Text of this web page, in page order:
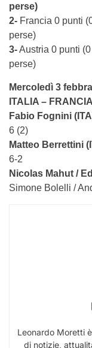
perse)
2- Francia 0 punti
perse)
3-Austria 0 punti
perse)
Mercoledì 3
ITALIA –
Fabio Fognini
6 (2)
Matteo Berrettini
6-2
Nicolas Mahut /
Simone Bolelli /
Leonardo Moretti
di notizie,